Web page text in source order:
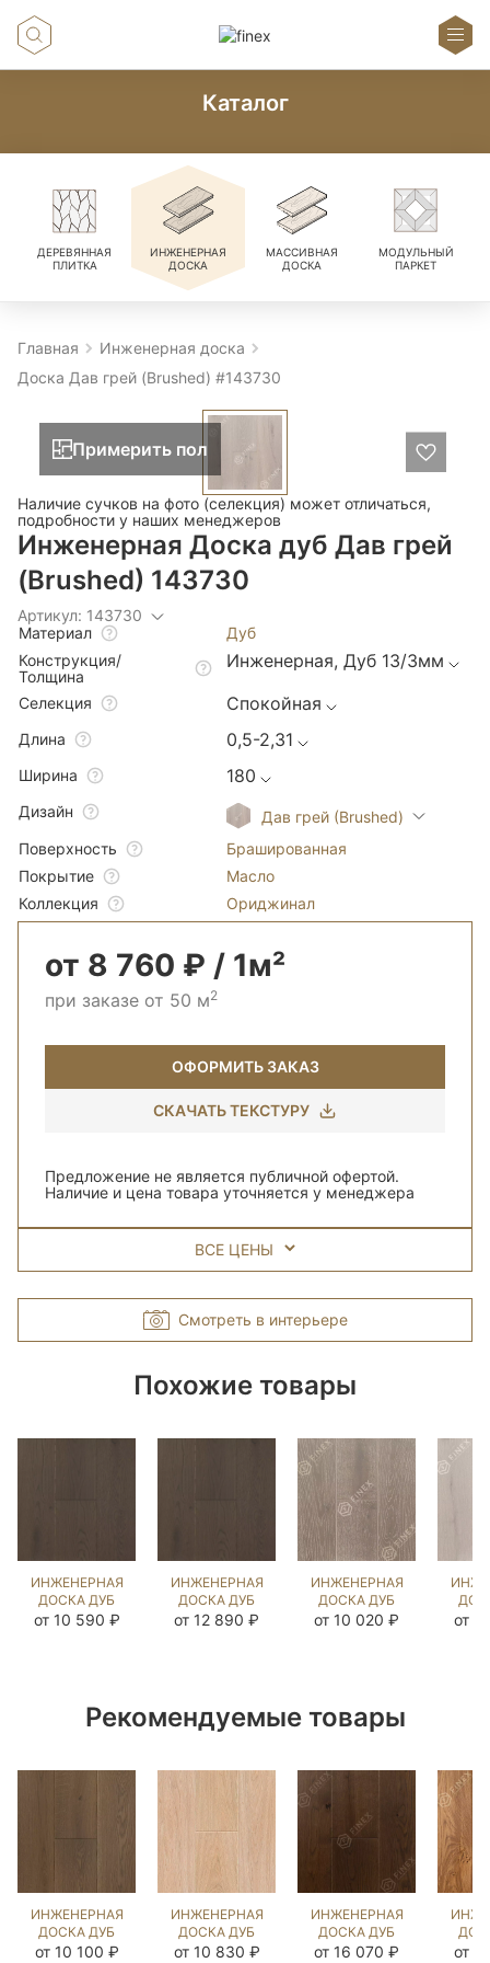
Каталог
ДЕРЕВЯННАЯ
ПЛИТКА
ИНЖЕНЕРНАЯ
ДОСКА
МАССИВНАЯ
ДОСКА
МОДУЛЬНЫЙ
ПАРКЕТ
Главная
Инженерная доска
Доска Дав грей (Brushed) #143730
Примерить пол
Наличие сучков на фото (селекция) может отличаться,
подробности у наших менеджеров
Инженерная Доска дуб Дав грей
(Brushed) 143730
Артикул: 143730
Материал
Дуб
Конструкция/
Толщина
Инженерная, Дуб 13/3мм
Селекция Спокойная
Длина 0,5-2,31
Ширина 180
Дизайн
Дав грей (Brushed)
Поверхность
Брашированная
Покрытие
Масло
Коллекция
Ориджинал
от 8 760 ₽ / 1м²
при заказе от 50 м2
ОФОРМИТЬ ЗАКАЗ
СКАЧАТЬ ТЕКСТУРУ
Предложение не является публичной офертой.
Наличие и цена товара уточняется у менеджера
ВСЕ ЦЕНЫ
Смотреть в интерьере
Похожие товары
ИНЖЕНЕРНАЯ
ДОСКА ДУБ
ДЕСЕЧЕО
от 10 590 ₽
ИНЖЕНЕРНАЯ
ДОСКА ДУБ
ДЕСЕЧЕО
от 12 890 ₽
ИНЖЕНЕРНАЯ
ДОСКА ДУБ
ВИКСБУРГ
от 10 020 ₽ от
Рекомендуемые товары
ИНЖЕНЕРНАЯ
ДОСКА ДУБ
БЬЁРН
от 10 100 ₽
ИНЖЕНЕРНАЯ
ДОСКА ДУБ
СТЭЙН
от 10 830 ₽
ИНЖЕНЕРНАЯ
ДОСКА ДУБ
МИДЛ
от 16 070 ₽ от